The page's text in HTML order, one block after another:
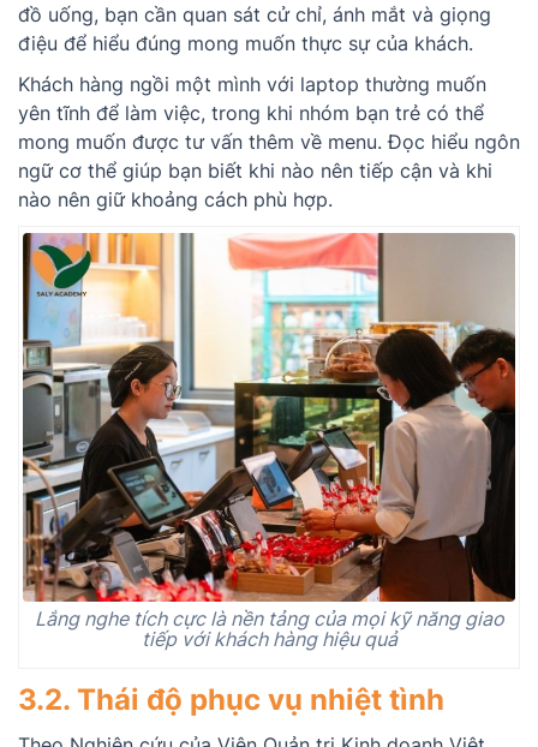
đồ uống, bạn cần quan sát cử chỉ, ánh mắt và giọng
điệu để hiểu đúng mong muốn thực sự của khách.
Khách hàng ngồi một mình với laptop thường muốn
yên tĩnh để làm việc, trong khi nhóm bạn trẻ có thể
mong muốn được tư vấn thêm về menu. Đọc hiểu ngôn
ngữ cơ thể giúp bạn biết khi nào nên tiếp cận và khi
nào nên giữ khoảng cách phù hợp.
Lắng nghe tích cực là nền tảng của mọi kỹ năng giao
tiếp với khách hàng hiệu quả
3.2. Thái độ phục vụ nhiệt tình